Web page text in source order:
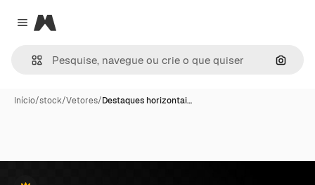
Close menu
Magnific
Início/stock/Vetores/Destaques horizontai…